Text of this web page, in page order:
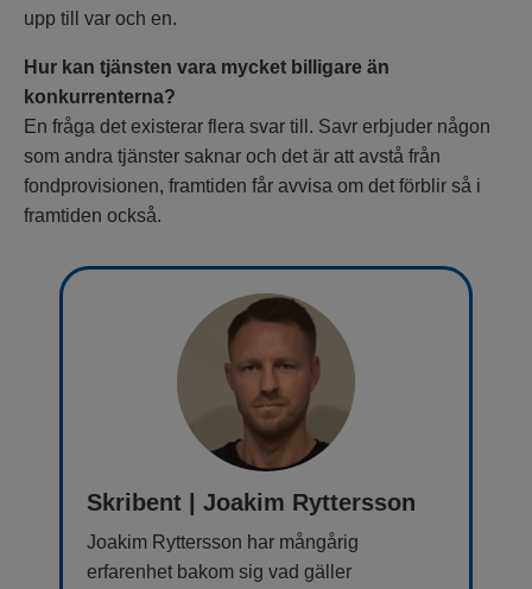
upp till var och en.
Hur kan tjänsten vara mycket billigare än
konkurrenterna?
En fråga det existerar flera svar till. Savr erbjuder någon
som andra tjänster saknar och det är att avstå från
fondprovisionen, framtiden får avvisa om det förblir så i
framtiden också.
Skribent | Joakim Ryttersson
Joakim Ryttersson har mångårig
erfarenhet bakom sig vad gäller